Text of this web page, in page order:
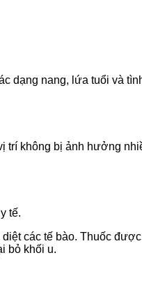
dạng nang, lứa tuổi và
không bị ảnh hưởng
tế.
các tế bào. Thuốc
bỏ khối u.